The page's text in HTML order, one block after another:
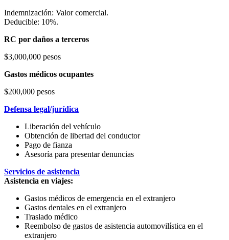
Indemnización: Valor comercial.
Deducible: 10%.
RC por daños a terceros
$3,000,000 pesos
Gastos médicos ocupantes
$200,000 pesos
Defensa legal/jurídica
Liberación del vehículo
Obtención de libertad del conductor
Pago de fianza
Asesoría para presentar denuncias
Servicios de asistencia
Asistencia en viajes:
Gastos médicos de emergencia en el extranjero
Gastos dentales en el extranjero
Traslado médico
Reembolso de gastos de asistencia automovilística en el
extranjero